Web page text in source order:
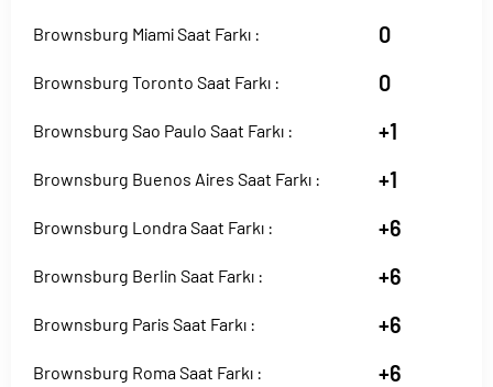
Brownsburg Miami Saat Farkı : 0
Brownsburg Toronto Saat Farkı : 0
Brownsburg Sao Paulo Saat Farkı : +1
Brownsburg Buenos Aires Saat Farkı : +1
Brownsburg Londra Saat Farkı : +6
Brownsburg Berlin Saat Farkı : +6
Brownsburg Paris Saat Farkı : +6
Brownsburg Roma Saat Farkı : +6